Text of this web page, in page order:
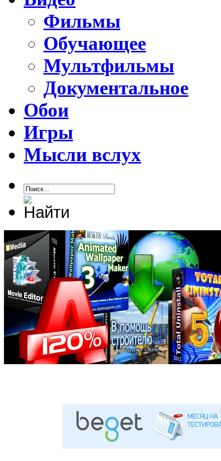
Фильмы
Обучающее
Мультфильмы
Документальное
Обои
Игры
Мысли вслух